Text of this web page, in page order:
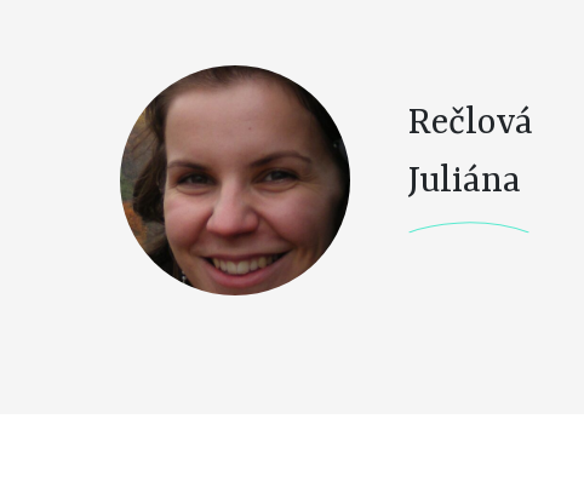
Rečlová
Juliána